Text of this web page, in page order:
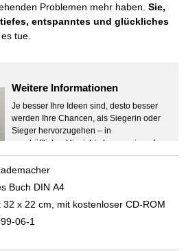
Problemen mehr haben. Sie,
entspanntes und glückliches
tue.
Weitere Informationen
Je besser Ihre Ideen sind, desto besser
werden Ihre Chancen, als Siegerin oder
Sieger hervorzugehen – in
geschäftlicher Hinsicht ebenso wie auf
beruflichem oder privatem Gebiet. Denn
eins ist todsicher:
Zeigen Sie mit der Maus hierhin, um
Buch DIN A4
x 22 cm, mit kostenloser CD-ROM
06-1